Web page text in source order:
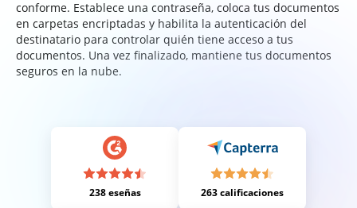
conforme. Establece una contraseña, coloca tus documentos
en carpetas encriptadas y habilita la autenticación del
destinatario para controlar quién tiene acceso a tus
documentos. Una vez finalizado, mantiene tus documentos
seguros en la nube.
238 eseñas 263 calificaciones